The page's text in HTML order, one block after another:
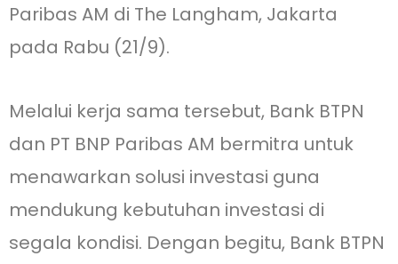
Paribas AM di The Langham, Jakarta
pada Rabu (21/9).
Melalui kerja sama tersebut, Bank BTPN
dan PT BNP Paribas AM bermitra untuk
menawarkan solusi investasi guna
mendukung kebutuhan investasi di
segala kondisi. Dengan begitu, Bank BTPN